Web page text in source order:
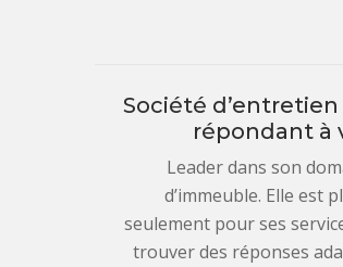
Société
répondant à
Leader dans son
d’immeuble. Elle est
seulement pour ses
trouver des réponses